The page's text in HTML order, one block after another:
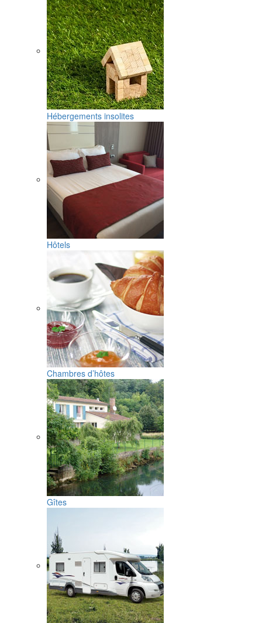
Hébergements insolites
Hôtels
Chambres d’hôtes
Gîtes